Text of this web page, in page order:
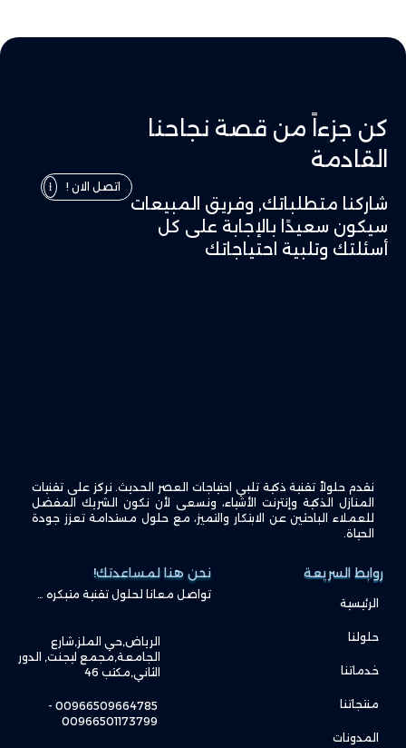
كن جزءاً من قصة نجاحنا
القادمة
شاركنا متطلباتك, وفريق المبيعات
سيكون سعيدًا بالإجابة على كل
أسئلتك وتلبية احتياجاتك
اتصل الان !
نقدم حلولاً تقنية ذكية تلبي احتياجات العصر الحديث. نركز على تقنيات
المنازل الذكية وإنترنت الأشياء، ونسعى لأن نكون الشريك المفضل
للعملاء الباحثين عن الابتكار والتميز، مع حلول مستدامة تعزز جودة
الحياة.
روابط السريعة
الرئيسية
حلولنا
خدماتنا
منتجاتنا
المدونات
نحن هنا لمساعدتك!
تواصل معانا لحلول تقنية متبكره …
الرياض,حي الملز,شارع
الجامعة,مجمع ليجنت, الدور
الثاني,مكتب 46
00966509664785 -
00966501173799